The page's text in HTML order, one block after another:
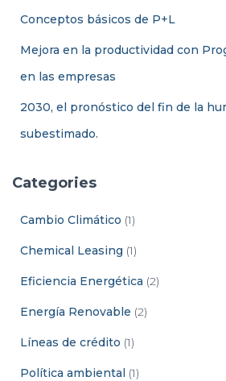
Conceptos básicos de P+L
Mejora en la productividad con
en las empresas
2030, el pronóstico del fin de la
subestimado.
Categories
Cambio Climático (1)
Chemical Leasing (1)
Eficiencia Energética (2)
Energía Renovable (2)
Líneas de crédito (1)
Política ambiental (1)